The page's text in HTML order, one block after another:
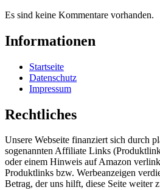
Es sind keine Kommentare vorhanden.
Informationen
Startseite
Datenschutz
Impressum
Rechtliches
Unsere Webseite finanziert sich durch
sogenannten Affiliate Links
oder einem Hinweis auf Amazon
Produktlinks bzw. Werbeanzeigen
Betrag, der uns hilft, diese Seite weiter